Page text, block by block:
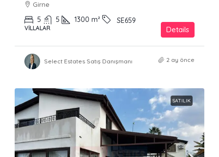
Girne
5 5 1300 m² SE659
VILLALAR Details
Select Estates Satış Danışmanı 2 ay önce
SATILIK